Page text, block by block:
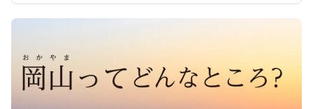
代表｜地域おこし協力隊 サポートデス
ク 専門相談員｜山村エンタープライズ
度支援▶︎若者支援のNPO代表▶︎ネット
ワーク組織代表▶︎国境離島地域の振興